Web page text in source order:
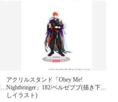
アクリルスタンド「Obey Me!
Nightbringer」182/ベルゼブブ(描き下ろ
しイラスト)